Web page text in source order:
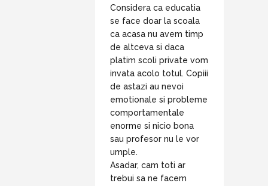
Considera ca educatia
se face doar la scoala
ca acasa nu avem timp
de altceva si daca
platim scoli private vom
invata acolo totul. Copiii
de astazi au nevoi
emotionale si probleme
comportamentale
enorme si nicio bona
sau profesor nu le vor
umple.
Asadar, cam toti ar
trebui sa ne facem